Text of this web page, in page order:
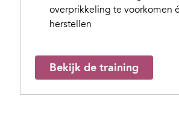
overprikkeling te voorkomen
herstellen
Bekijk de training